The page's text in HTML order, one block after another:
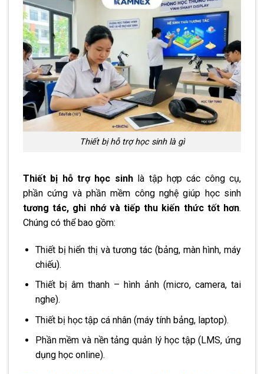
Thiết bị hỗ trợ học sinh là gì
Thiết bị hỗ trợ học sinhlà tập hợp các công cụ,
phần cứng và phần mềm công nghệ giúp học sinh
tương tác, ghi nhớ và tiếp thu kiến thức tốt hơn.
Chúng có thể bao gồm:
Thiết bị hiển thị và tương tác (bảng, màn hình, máy
chiếu).
Thiết bị âm thanh – hình ảnh (micro, camera, tai
nghe).
Thiết bị học tập cá nhân (máy tính bảng, laptop).
Phần mềm và nền tảng quản lý học tập (LMS, ứng
dụng học online).